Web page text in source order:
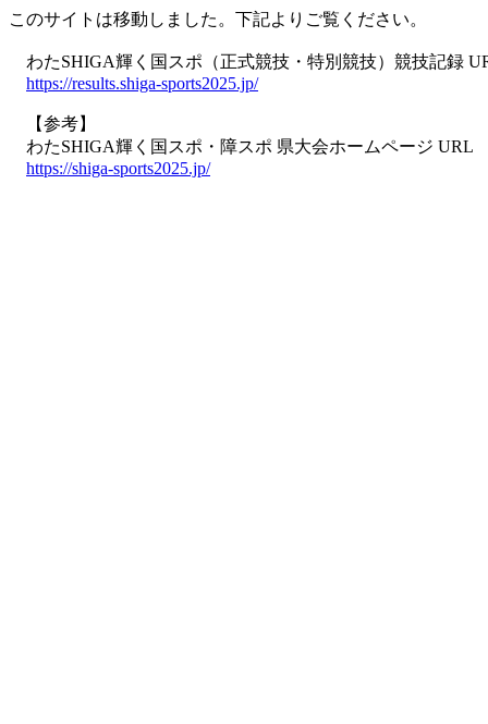
このサイトは移動しました。下記よりご覧ください。
わたSHIGA輝く国スポ（正式競技・特別競技）競技記録
https://results.shiga-sports2025.jp/
【参考】
わたSHIGA輝く国スポ・障スポ 県大会ホームページ URL
https://shiga-sports2025.jp/